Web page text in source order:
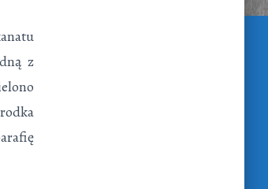
z